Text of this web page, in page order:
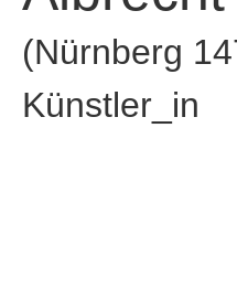
(Nürnberg
Künstler_in